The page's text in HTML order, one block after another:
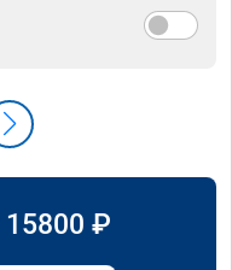
15800 ₽